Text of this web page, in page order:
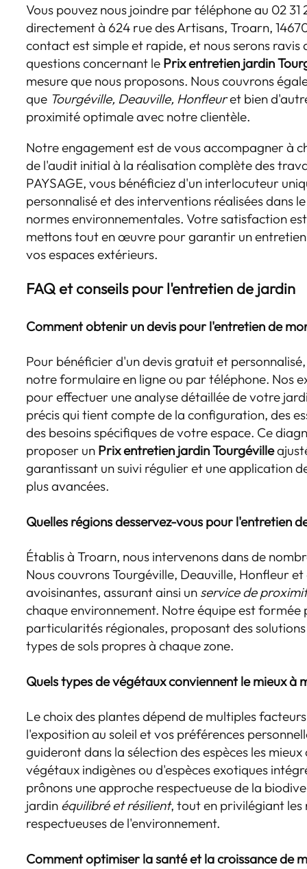
Vous pouvez nous joindre par téléphone au 02 31
directement à 624 rue des Artisans, Troarn,
contact est simple et rapide, et nous serons
questions concernant le Prix entretien jardin
mesure que nous proposons. Nous couvrons
que Tourgéville, Deauville, Honfleuret bien
proximité optimale avec notre clientèle.
Notre engagement est de vous accompagner à
de l'audit initial à la réalisation complète des
PAYSAGE, vous bénéficiez d'un interlocuteur
personnalisé et des interventions réalisées dans
normes environnementales. Votre satisfaction
mettons tout en œuvre pour garantir un
vos espaces extérieurs.
FAQ et conseils pour l'entretien de jardin
Comment obtenir un devis pour l'entretien de
Pour bénéficier d'un devis gratuit et
notre formulaire en ligne ou par téléphone. Nos
pour effectuer une analyse détaillée de votre
précis qui tient compte de la configuration, des
des besoins spécifiques de votre espace. Ce
proposer un Prix entretien jardin Tourgéville
garantissant un suivi régulier et une application
plus avancées.
Quelles régions desservez-vous pour l'entretien
Établis à Troarn, nous intervenons dans de
Nous couvrons Tourgéville, Deauville, Honfleur
avoisinantes, assurant ainsi un service de
chaque environnement. Notre équipe est formée
particularités régionales, proposant des
types de sols propres à chaque zone.
Quels types de végétaux conviennent le mieux à
Le choix des plantes dépend de multiples
l'exposition au soleil et vos préférences
guideront dans la sélection des espèces les
végétaux indigènes ou d'espèces exotiques
prônons une approche respectueuse de la
jardin équilibré et résilient, tout en privilégiant
respectueuses de l'environnement.
Comment optimiser la santé et la croissance de